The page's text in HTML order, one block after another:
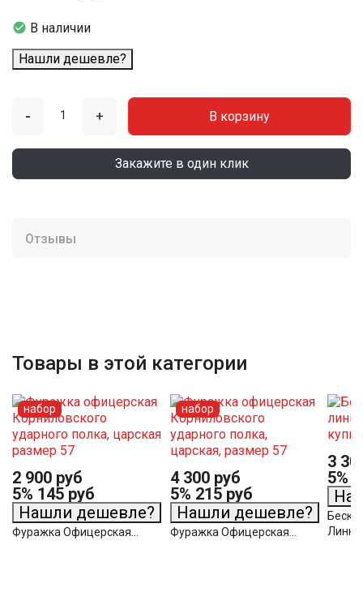
 В наличии
Нашли дешевле?
- + В корзину
Закажите в один клик
Отзывы
Товары в этой категории
2 900 руб
5% 145 руб
Нашли дешевле?
Фуражка Офицерская...
набор
4 300 руб
5% 215 руб
Нашли дешевле?
Фуражка Офицерская...
набор
3
5%